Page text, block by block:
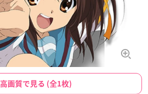
高画質で見る (全1枚)